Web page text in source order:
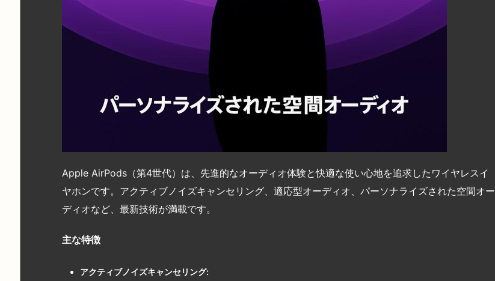
Apple AirPods（第4世代）は、先進的なオーディオ体験と快適な使い心地を追求したワイヤレスイ
ヤホンです。アクティブノイズキャンセリング、適応型オーディオ、パーソナライズされた空間オー
ディオなど、最新技術が満載です。
主な特徴
アクティブノイズキャンセリング: